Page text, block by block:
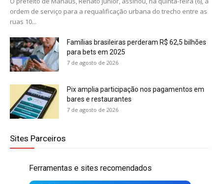
ordem de serviço para a requalificação urbana do trecho entre as
ruas 10...
Famílias brasileiras perderam R$ 62,5 bilhões
para bets em 2025
7 de agosto de 2026
Pix amplia participação nos pagamentos em
bares e restaurantes
7 de agosto de 2026
Sites Parceiros
Ferramentas e sites recomendados